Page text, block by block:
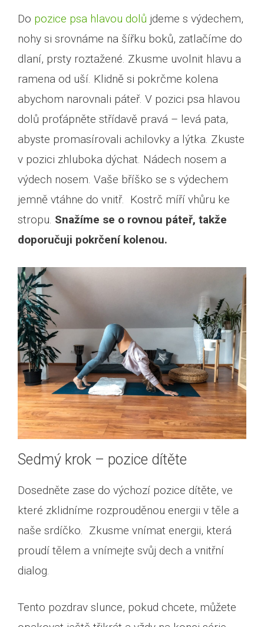
Do pozice psa hlavou dolů jdeme s výdechem,
nohy si srovnáme na šířku boků, zatlačíme do
dlaní, prsty roztažené. Zkusme uvolnit hlavu a
ramena od uší. Klidně si pokrčme kolena
abychom narovnali páteř. V pozici psa hlavou
dolů proťápněte střídavě pravá – levá pata,
abyste promasírovali achilovky a lýtka. Zkuste
v pozici zhluboka dýchat. Nádech nosem a
výdech nosem. Vaše bříško se s výdechem
jemně vtáhne do vnitř. Kostrč míří vhůru ke
stropu. Snažíme se o rovnou páteř, takže
doporučuji pokrčení kolenou.
Sedmý krok – pozice dítěte
Dosedněte zase do výchozí pozice dítěte, ve
které zklidníme rozprouděnou energii v těle a
naše srdíčko. Zkusme vnímat energii, která
proudí tělem a vnímejte svůj dech a vnitřní
dialog.
Tento pozdrav slunce, pokud chcete, můžete